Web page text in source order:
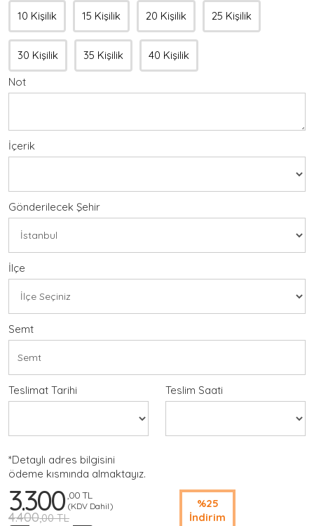
10 Kişilik 15 Kişilik 20 Kişilik 25 Kişilik
30 Kişilik 35 Kişilik
40 Kişilik
Not
İçerik
Gönderilecek Şehir
İlçe
Semt
Teslimat Tarihi Teslim Saati
*Detaylı adres bilgisini
ödeme kısmında almaktayız.
%25
İndirim
3.300 ,00 TL
(KDV Dahil)
4.400,00 TL